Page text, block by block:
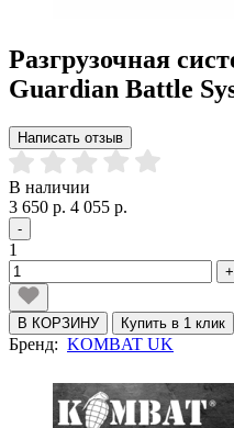
Разгрузочная
Guardian Battle
Написать отзыв
В наличии
3 650 р. 4 055 р.
-
1
+
В КОРЗИНУ Купить в 1 клик
Бренд: KOMBAT UK